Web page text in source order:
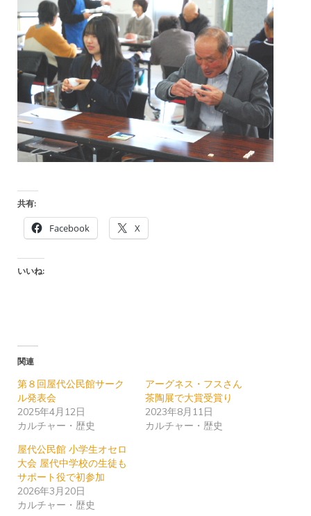
共有:
Facebook X
いいね:
関連
第８回屋代公民館サーク
ル発表会
2025年4月12日
カルチャー・歴史
アーグネス・フスさん
茶陶展で大賞受賞り
2023年8月11日
カルチャー・歴史
屋代公民館 小学生オセロ
大会 屋代中学校の生徒も
サポート役で初参加
2026年3月20日
カルチャー・歴史